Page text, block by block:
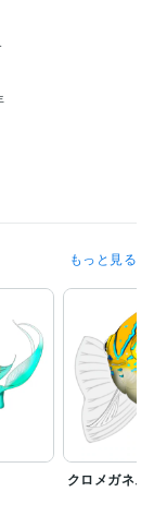
もっと見る
クロメガネス